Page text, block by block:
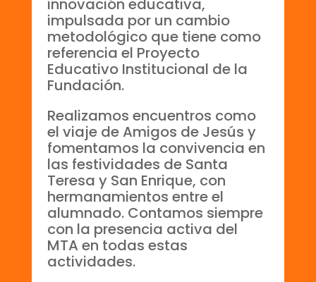
impulsada por un cambio
metodológico que tiene como
referencia el Proyecto
Educativo Institucional de la
Fundación.
Realizamos encuentros como
el viaje de Amigos de Jesús y
fomentamos la convivencia en
las festividades de Santa
Teresa y San Enrique, con
hermanamientos entre el
alumnado. Contamos siempre
con la presencia activa del
MTA en todas estas
actividades.